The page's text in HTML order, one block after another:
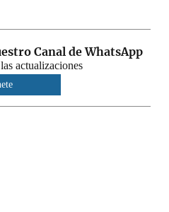
Canal de WhatsApp
actualizaciones